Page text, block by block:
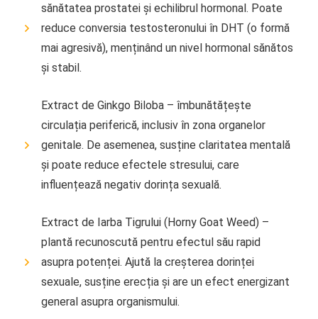
sănătatea prostatei și echilibrul hormonal. Poate
reduce conversia testosteronului în DHT (o formă
mai agresivă), menținând un nivel hormonal sănătos
și stabil.
Extract de Ginkgo Biloba – îmbunătățește
circulația periferică, inclusiv în zona organelor
genitale. De asemenea, susține claritatea mentală
și poate reduce efectele stresului, care
influențează negativ dorința sexuală.
Extract de Iarba Tigrului (Horny Goat Weed) –
plantă recunoscută pentru efectul său rapid
asupra potenței. Ajută la creșterea dorinței
sexuale, susține erecția și are un efect energizant
general asupra organismului.